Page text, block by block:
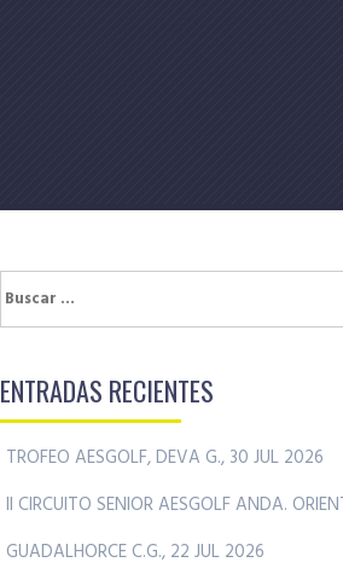
Buscar:
ENTRADAS RECIENTES
TROFEO AESGOLF, DEVA G., 30 JUL 2026
II CIRCUITO SENIOR AESGOLF ANDA.
GUADALHORCE C.G., 22 JUL 2026